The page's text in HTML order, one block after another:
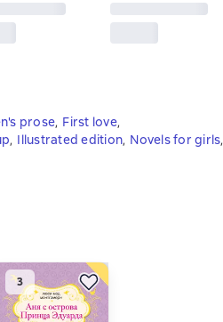
prose, First love,
, Illustrated edition, Novels for girls,